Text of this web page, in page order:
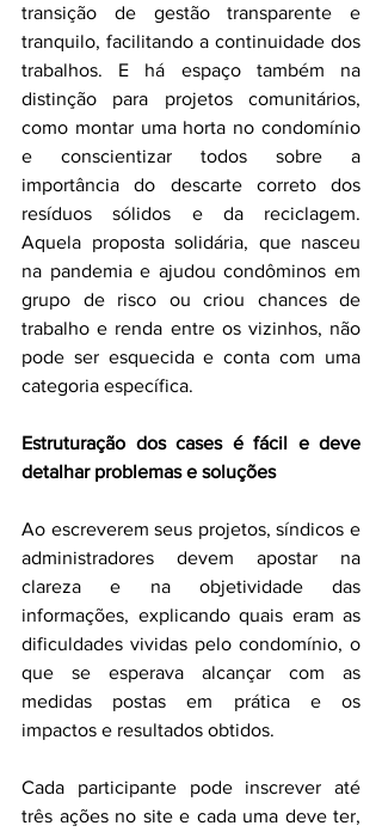
transição de gestão transparente e
tranquilo, facilitando a continuidade dos
trabalhos. E há espaço também na
distinção para projetos comunitários,
como montar uma horta no condomínio
e conscientizar todos sobre a
importância do descarte correto dos
resíduos sólidos e da reciclagem.
Aquela proposta solidária, que nasceu
na pandemia e ajudou condôminos em
grupo de risco ou criou chances de
trabalho e renda entre os vizinhos, não
pode ser esquecida e conta com uma
categoria específica.
Estruturação dos cases é fácil e deve
detalhar problemas e soluções
Ao escreverem seus projetos, síndicos e
administradores devem apostar na
clareza e na objetividade das
informações, explicando quais eram as
dificuldades vividas pelo condomínio, o
que se esperava alcançar com as
medidas postas em prática e os
impactos e resultados obtidos.
Cada participante pode inscrever até
três ações no site e cada uma deve ter,